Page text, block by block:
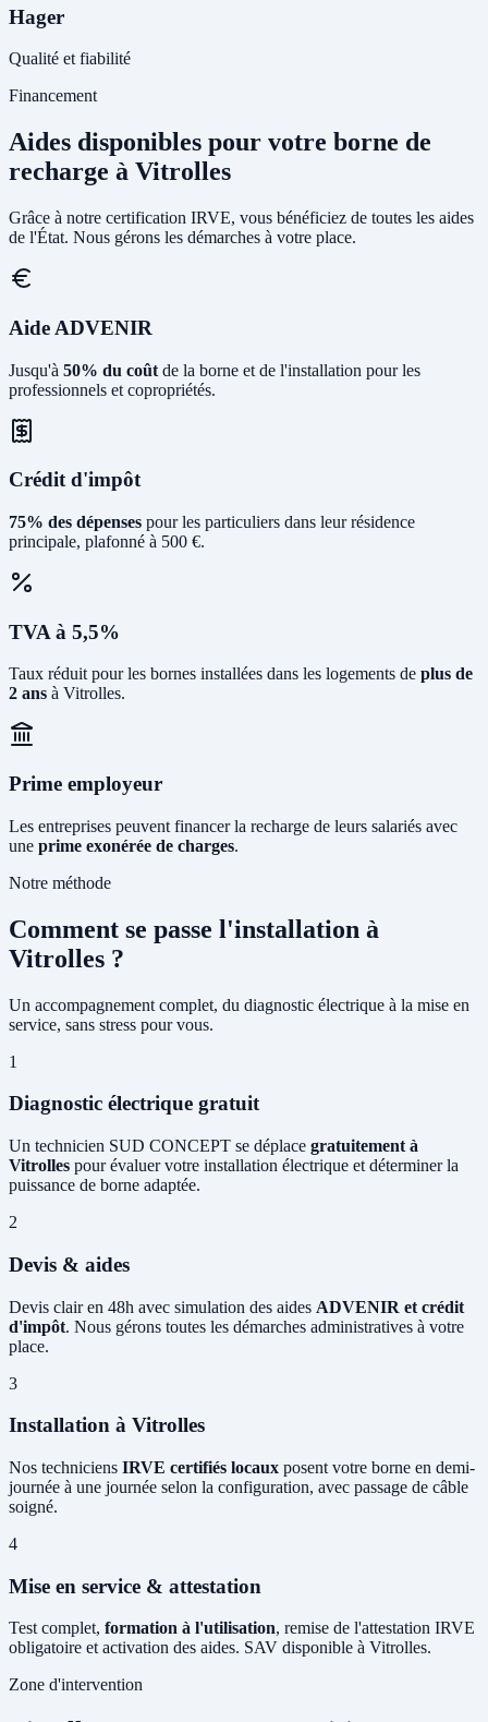
Hager
Qualité et fiabilité
Financement
Aides disponibles pour votre borne de
recharge à Vitrolles
Grâce à notre certification IRVE, vous bénéficiez de toutes les aides
de l'État. Nous gérons les démarches à votre place.
Aide ADVENIR
Jusqu'à 50% du coût de la borne et de l'installation pour les
professionnels et copropriétés.
Crédit d'impôt
75% des dépenses pour les particuliers dans leur résidence
principale, plafonné à 500 €.
TVA à 5,5%
Taux réduit pour les bornes installées dans les logements de plus de
2 ans à Vitrolles.
Prime employeur
Les entreprises peuvent financer la recharge de leurs salariés avec
une prime exonérée de charges.
Notre méthode
Comment se passe l'installation à
Vitrolles ?
Un accompagnement complet, du diagnostic électrique à la mise en
service, sans stress pour vous.
1
Diagnostic électrique gratuit
Un technicien SUD CONCEPT se déplace gratuitement à
Vitrolles pour évaluer votre installation électrique et déterminer la
puissance de borne adaptée.
2
Devis & aides
Devis clair en 48h avec simulation des aides ADVENIR et crédit
d'impôt. Nous gérons toutes les démarches administratives à votre
place.
3
Installation à Vitrolles
Nos techniciens IRVE certifiés locaux posent votre borne en demi-
journée à une journée selon la configuration, avec passage de câble
soigné.
4
Mise en service & attestation
Test complet, formation à l'utilisation, remise de l'attestation IRVE
obligatoire et activation des aides. SAV disponible à Vitrolles.
Zone d'intervention